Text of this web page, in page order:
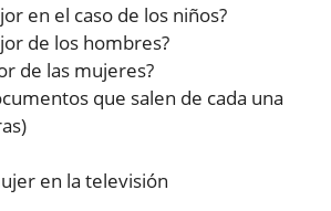
en el caso de los niños?
de los hombres?
de las mujeres?
que salen de cada una
en la televisión